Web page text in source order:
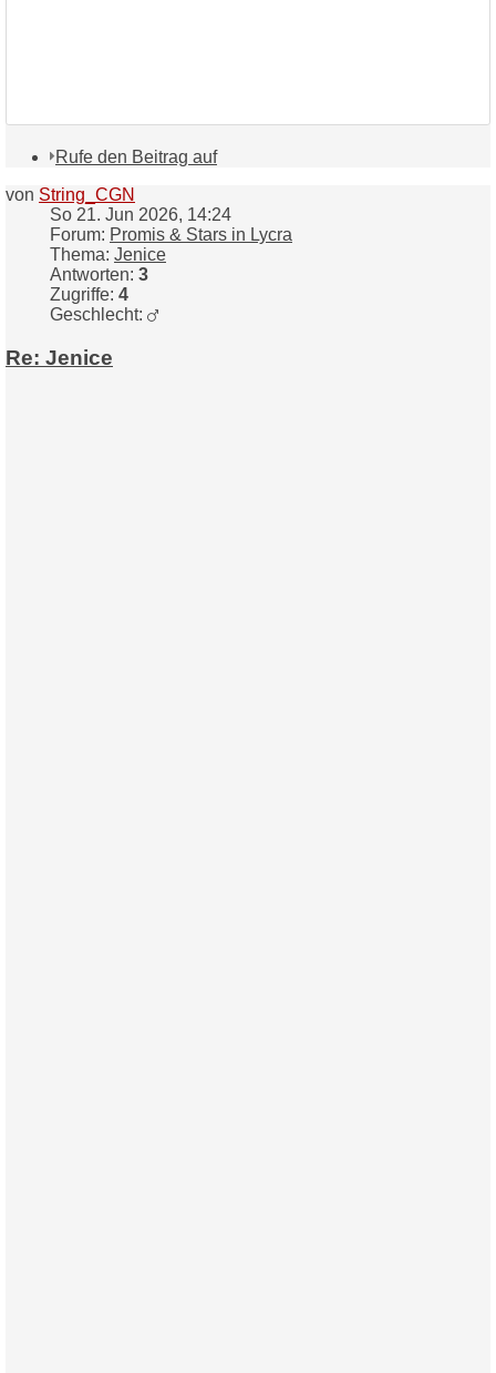
Rufe den Beitrag auf
von String_CGN
So 21. Jun 2026, 14:24
Forum: Promis & Stars in Lycra
Thema: Jenice
Antworten: 3
Zugriffe: 4
Geschlecht:
Re: Jenice